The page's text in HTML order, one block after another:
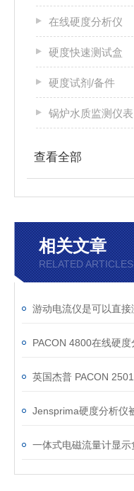
在线硬度分析仪
硬度快速测试盒
硬度试剂/备件
锅炉水质监测仪表
查看全部
相关文章
RELATED ARTICLES